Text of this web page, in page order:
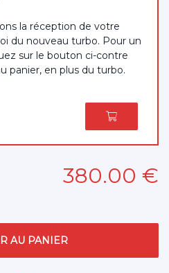
la réception de votre
du nouveau turbo. Pour un
sur le bouton ci-contre
panier, en plus du turbo.
380.00 €